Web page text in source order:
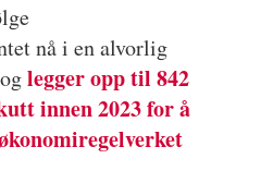
nå i en alvorlig
legger opp til 842
innen 2023 for å